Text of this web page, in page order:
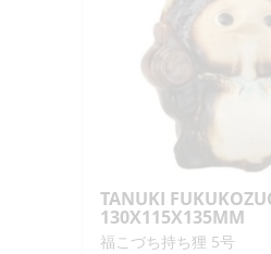
TANUKI
130X115X135MM
福こづち持ち狸 5号